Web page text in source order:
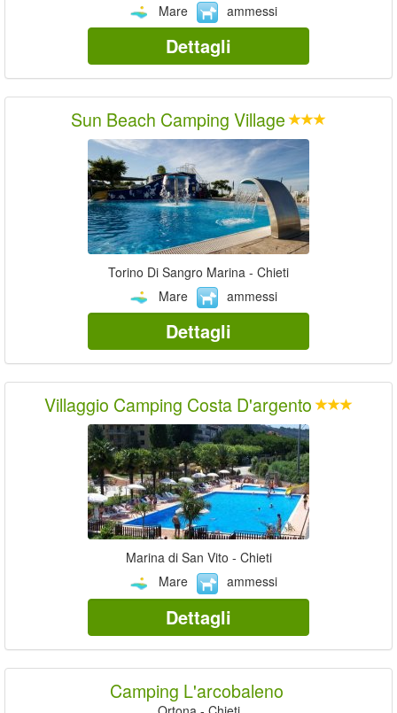
Mare
ammessi
Dettagli
Sun Beach Camping Village
Torino Di Sangro Marina - Chieti
Mare
ammessi
Dettagli
Villaggio Camping Costa D'argento
Marina di San Vito - Chieti
Mare
ammessi
Dettagli
Camping L'arcobaleno